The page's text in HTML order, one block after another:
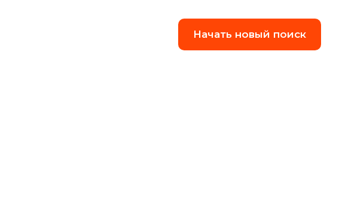
Начать новый поиск